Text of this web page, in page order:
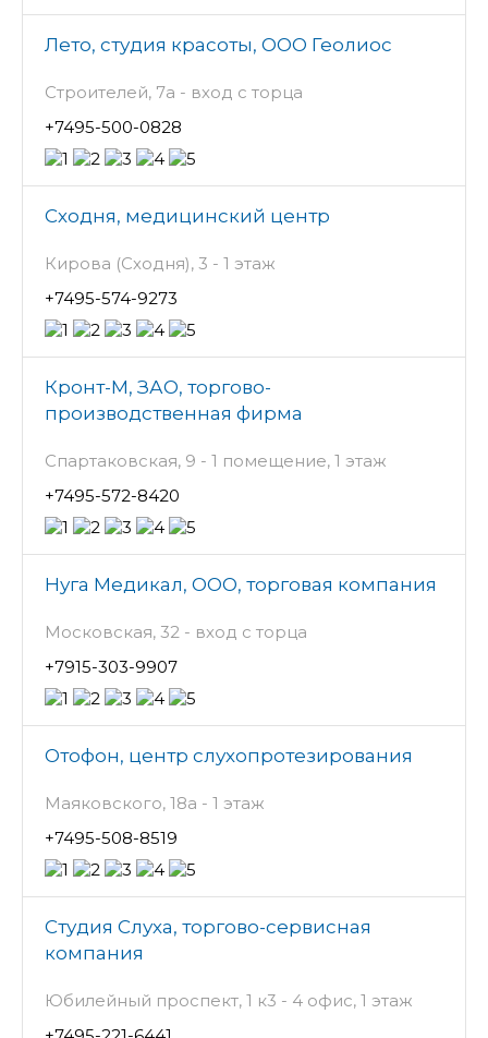
Лето, студия красоты, ООО Геолиос
Строителей, 7а - вход с торца
+7495-500-0828
Сходня, медицинский центр
Кирова (Сходня), 3 - 1 этаж
+7495-574-9273
Кронт-М, ЗАО, торгово-
производственная фирма
Спартаковская, 9 - 1 помещение, 1 этаж
+7495-572-8420
Нуга Медикал, ООО, торговая компания
Московская, 32 - вход с торца
+7915-303-9907
Отофон, центр слухопротезирования
Маяковского, 18а - 1 этаж
+7495-508-8519
Студия Слуха, торгово-сервисная
компания
Юбилейный проспект, 1 к3 - 4 офис, 1 этаж